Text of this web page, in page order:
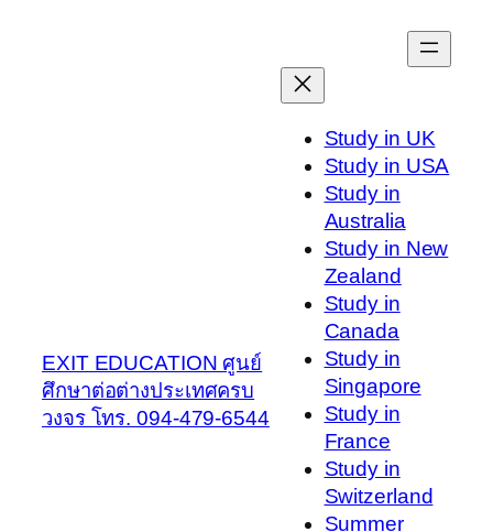
EXIT EDUCATION ศูนย์
ศึกษาต่อต่างประเทศครบ
วงจร โทร. 094-479-6544
Study in UK
Study in USA
Study in
Australia
Study in New
Zealand
Study in
Canada
Study in
Singapore
Study in
France
Study in
Switzerland
Summer